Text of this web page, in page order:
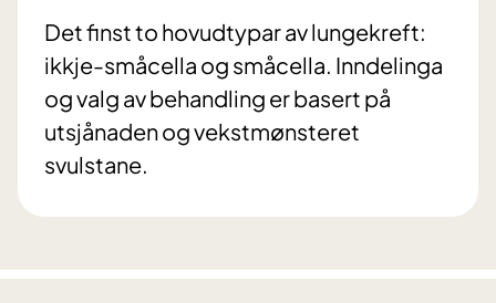
Det finst to hovudtypar av lungekreft:
ikkje-småcella og småcella. Inndelinga
og valg av behandling er basert på
utsjånaden og vekstmønsteret
svulstane.